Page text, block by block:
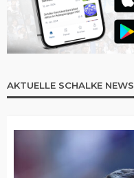
AKTUELLE SCHALKE NEWS